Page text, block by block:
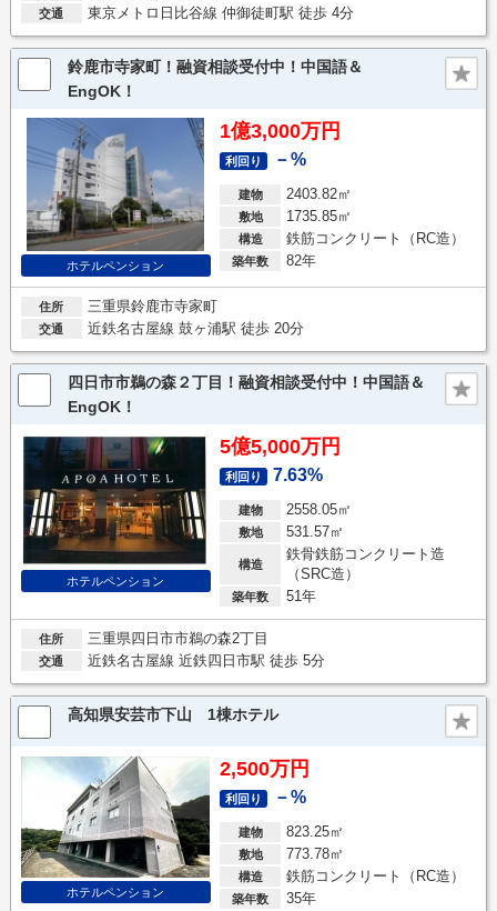
交通 東京メトロ日比谷線 仲御徒町駅 徒歩 4分
鈴鹿市寺家町！融資相談受付中！中国語＆
EngOK！
ホテルペンション
1億3,000万円
利回り －%
建物 2403.82㎡
敷地 1735.85㎡
構造 鉄筋コンクリート（RC造）
築年数 82年
住所 三重県鈴鹿市寺家町
交通 近鉄名古屋線 鼓ヶ浦駅 徒歩 20分
四日市市鵜の森２丁目！融資相談受付中！中国語＆
EngOK！
ホテルペンション
5億5,000万円
利回り 7.63%
建物 2558.05㎡
敷地 531.57㎡
構造
鉄骨鉄筋コンクリート造
（SRC造）
築年数 51年
住所 三重県四日市市鵜の森2丁目
交通 近鉄名古屋線 近鉄四日市駅 徒歩 5分
高知県安芸市下山 1棟ホテル
ホテルペンション
2,500万円
利回り －%
建物 823.25㎡
敷地 773.78㎡
構造 鉄筋コンクリート（RC造）
築年数 35年